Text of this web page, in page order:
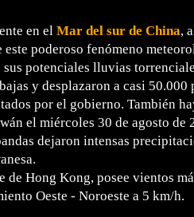
en el Mar del sur de China,
este poderoso fenómeno
potenciales lluvias
y desplazaron a casi 50.000
por el gobierno. También
el miércoles 30 de agosto de
dejaron intensas
de Hong Kong, posee vientos
Oeste - Noroeste a 5 km/h.